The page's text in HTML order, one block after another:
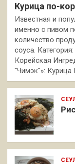
Курица по-
Известная и
именно с пивом
количество
соуса.
Корейская
"Чимэк"»: Курица
СЕУЛ
СЕУЛ